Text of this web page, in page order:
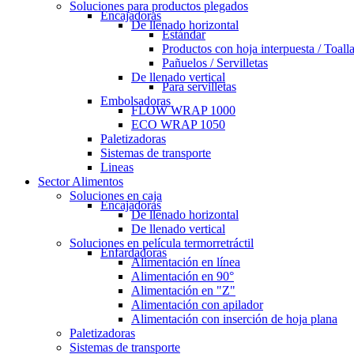
Soluciones para productos plegados
Encajadoras
De llenado horizontal
Estándar
Productos con hoja interpuesta /
Pañuelos / Servilletas
De llenado vertical
Para servilletas
Embolsadoras
FLOW WRAP 1000
ECO WRAP 1050
Paletizadoras
Sistemas de transporte
Lineas
Sector Alimentos
Soluciones en caja
Encajadoras
De llenado horizontal
De llenado vertical
Soluciones en película termorretráctil
Enfardadoras
Alimentación en línea
Alimentación en 90°
Alimentación en "Z"
Alimentación con apilador
Alimentación con inserción de hoja plana
Paletizadoras
Sistemas de transporte